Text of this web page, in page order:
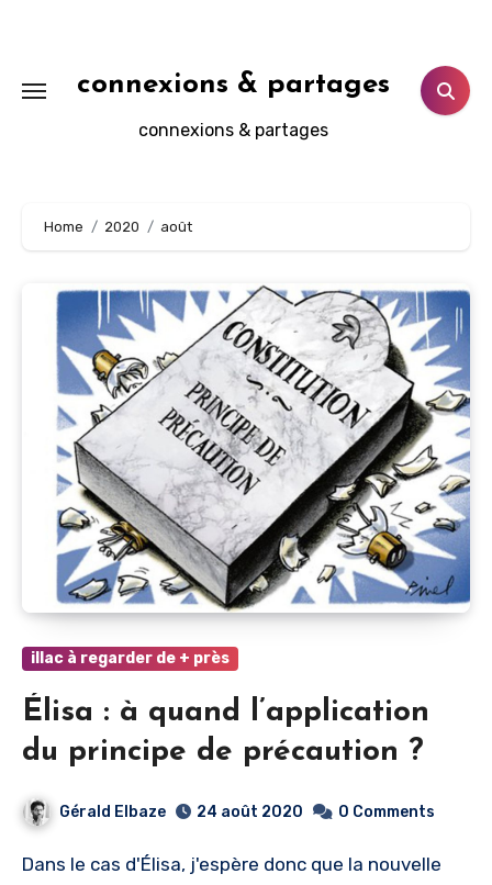
principal
connexions & partages
connexions & partages
Home 2020 août
illac à regarder de + près
Élisa : à quand l’application
du principe de précaution ?
Gérald Elbaze 24 août 2020 0 Comments
Dans le cas d'Élisa, j'espère donc que la nouvelle